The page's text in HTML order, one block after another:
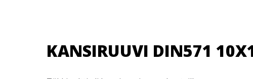
KANSIRUUVI DIN571